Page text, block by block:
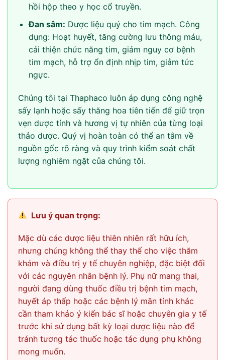
hồi hộp theo y học cổ truyền.
Đan sâm: Dược liệu quý cho tim mạch. Công
dụng: Hoạt huyết, tăng cường lưu thông máu,
cải thiện chức năng tim, giảm nguy cơ bệnh
tim mạch, hỗ trợ ổn định nhịp tim, giảm tức
ngực.
Chúng tôi tại Thaphaco luôn áp dụng công nghệ
sấy lạnh hoặc sấy thăng hoa tiên tiến để giữ trọn
vẹn dược tính và hương vị tự nhiên của từng loại
thảo dược. Quý vị hoàn toàn có thể an tâm về
nguồn gốc rõ ràng và quy trình kiểm soát chất
lượng nghiêm ngặt của chúng tôi.
Lưu ý quan trọng:
Mặc dù các dược liệu thiên nhiên rất hữu ích,
nhưng chúng không thể thay thế cho việc thăm
khám và điều trị y tế chuyên nghiệp, đặc biệt đối
với các nguyên nhân bệnh lý. Phụ nữ mang thai,
người đang dùng thuốc điều trị bệnh tim mạch,
huyết áp thấp hoặc các bệnh lý mãn tính khác
cần tham khảo ý kiến bác sĩ hoặc chuyên gia y tế
trước khi sử dụng bất kỳ loại dược liệu nào để
tránh tương tác thuốc hoặc tác dụng phụ không
mong muốn.